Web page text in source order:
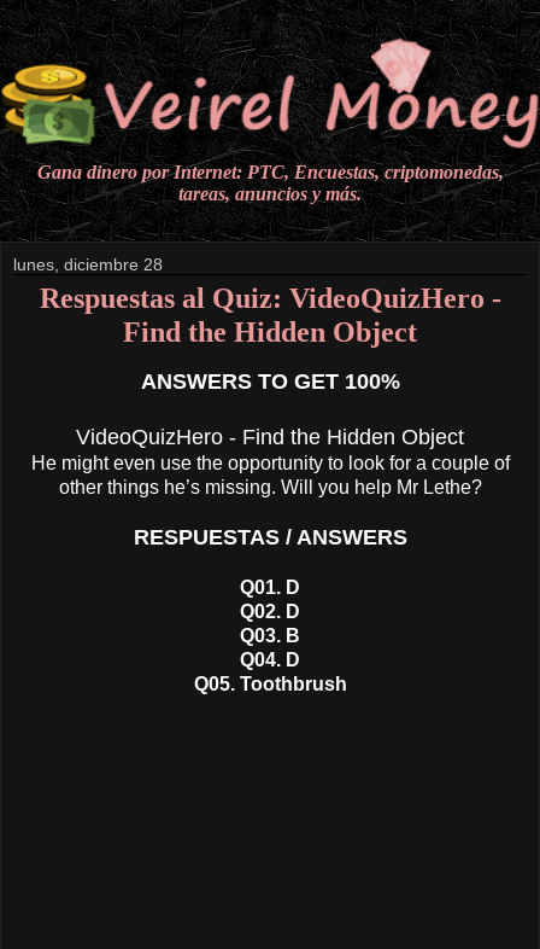
Gana dinero por Internet: PTC, Encuestas, criptomonedas,
tareas, anuncios y más.
lunes, diciembre 28
Respuestas al Quiz: VideoQuizHero -
Find the Hidden Object
ANSWERS TO GET 100%
VideoQuizHero - Find the Hidden Object
He might even use the opportunity to look for a couple of
other things he’s missing. Will you help Mr Lethe?
RESPUESTAS / ANSWERS
Q01. D
Q02. D
Q03. B
Q04. D
Q05. Toothbrush